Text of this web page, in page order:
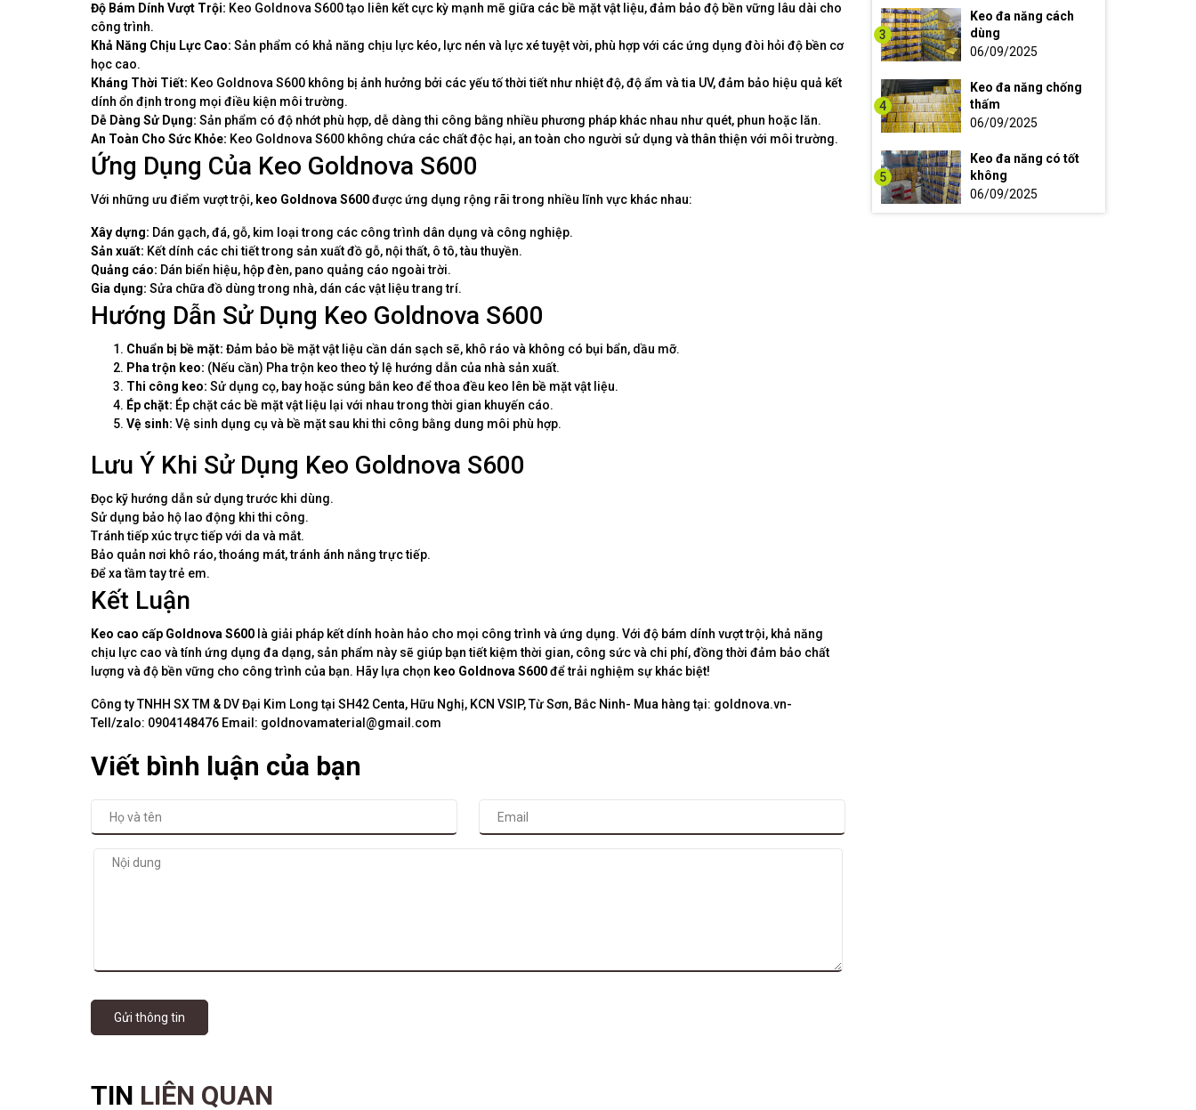
Độ Bám Dính Vượt Trội: Keo Goldnova S600 tạo liên kết cực kỳ mạnh mẽ giữa các bề mặt vật liệu, đảm bảo độ bền vững lâu dài cho
công trình.
Khả Năng Chịu Lực Cao: Sản phẩm có khả năng chịu lực kéo, lực nén và lực xé tuyệt vời, phù hợp với các ứng dụng đòi hỏi độ bền cơ
học cao.
Kháng Thời Tiết: Keo Goldnova S600 không bị ảnh hưởng bởi các yếu tố thời tiết như nhiệt độ, độ ẩm và tia UV, đảm bảo hiệu quả kết
dính ổn định trong mọi điều kiện môi trường.
Dễ Dàng Sử Dụng: Sản phẩm có độ nhớt phù hợp, dễ dàng thi công bằng nhiều phương pháp khác nhau như quét, phun hoặc lăn.
An Toàn Cho Sức Khỏe: Keo Goldnova S600 không chứa các chất độc hại, an toàn cho người sử dụng và thân thiện với môi trường.
Ứng Dụng Của Keo Goldnova S600
Với những ưu điểm vượt trội, keo Goldnova S600được ứng dụng rộng rãi trong nhiều lĩnh vực khác nhau:
Xây dựng: Dán gạch, đá, gỗ, kim loại trong các công trình dân dụng và công nghiệp.
Sản xuất: Kết dính các chi tiết trong sản xuất đồ gỗ, nội thất, ô tô, tàu thuyền.
Quảng cáo: Dán biển hiệu, hộp đèn, pano quảng cáo ngoài trời.
Gia dụng: Sửa chữa đồ dùng trong nhà, dán các vật liệu trang trí.
Hướng Dẫn Sử Dụng Keo Goldnova S600
Chuẩn bị bề mặt: Đảm bảo bề mặt vật liệu cần dán sạch sẽ, khô ráo và không có bụi bẩn, dầu mỡ.
Pha trộn keo: (Nếu cần) Pha trộn keo theo tỷ lệ hướng dẫn của nhà sản xuất.
Thi công keo: Sử dụng cọ, bay hoặc súng bắn keo để thoa đều keo lên bề mặt vật liệu.
Ép chặt: Ép chặt các bề mặt vật liệu lại với nhau trong thời gian khuyến cáo.
Vệ sinh: Vệ sinh dụng cụ và bề mặt sau khi thi công bằng dung môi phù hợp.
Lưu Ý Khi Sử Dụng Keo Goldnova S600
Đọc kỹ hướng dẫn sử dụng trước khi dùng.
Sử dụng bảo hộ lao động khi thi công.
Tránh tiếp xúc trực tiếp với da và mắt.
Bảo quản nơi khô ráo, thoáng mát, tránh ánh nắng trực tiếp.
Để xa tầm tay trẻ em.
Kết Luận
Keo cao cấp Goldnova S600 là giải pháp kết dính hoàn hảo cho mọi công trình và ứng dụng. Với độ bám dính vượt trội, khả năng
chịu lực cao và tính ứng dụng đa dạng, sản phẩm này sẽ giúp bạn tiết kiệm thời gian, công sức và chi phí, đồng thời đảm bảo chất
lượng và độ bền vững cho công trình của bạn. Hãy lựa chọn keo Goldnova S600để trải nghiệm sự khác biệt!
Công ty TNHH SX TM & DV Đại Kim Long tại SH42 Centa, Hữu Nghị, KCN VSIP, Từ Sơn, Bắc Ninh- Mua hàng tại: goldnova.vn-
Tell/zalo: 0904148476 Email: goldnovamaterial@gmail.com
Viết bình luận của bạn
Gửi thông tin
TIN LIÊN QUAN
3
Keo đa năng cách
dùng
06/09/2025
4
Keo đa năng chống
thấm
06/09/2025
5
Keo đa năng có tốt
không
06/09/2025